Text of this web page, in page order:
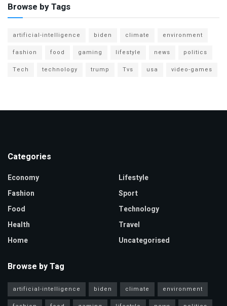
Browse by Tags
artificial-intelligence biden climate
environment
fashion
food gaming lifestyle news
politics
Tech
technology trump Tvs usa video-games
Categories
Economy
Fashion
Food
Health
Home
Lifestyle
Sport
Technology
Travel
Uncategorised
Browse by Tag
artificial-intelligence biden climate
environment